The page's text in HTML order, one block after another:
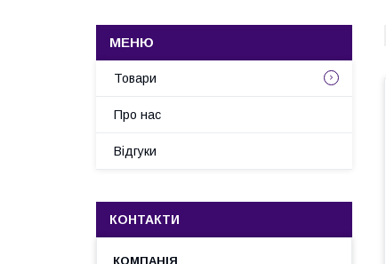
Товари
Про нас
Відгуки
КОНТАКТИ